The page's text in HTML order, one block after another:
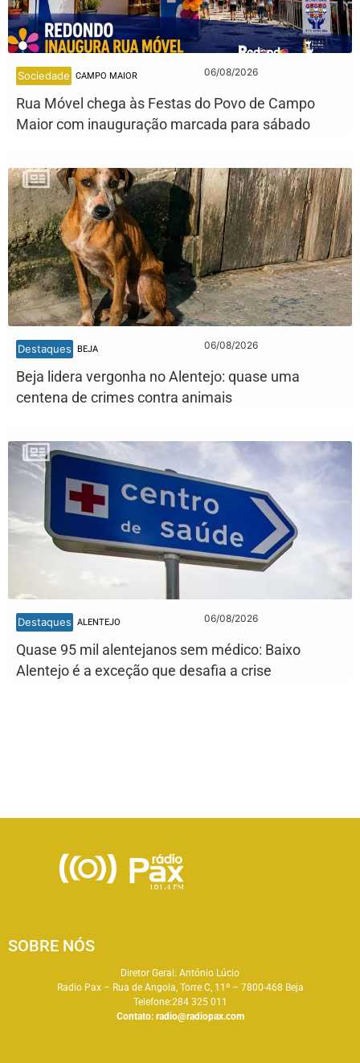
Sociedade CAMPO MAIOR 06/08/2026
Rua Móvel chega às Festas do Povo de Campo
Maior com inauguração marcada para sábado
Destaques BEJA 06/08/2026
Beja lidera vergonha no Alentejo: quase uma
centena de crimes contra animais
Destaques ALENTEJO 06/08/2026
Quase 95 mil alentejanos sem médico: Baixo
Alentejo é a exceção que desafia a crise
SOBRE NÓS
Diretor Geral: António Lúcio
Radio Pax – Rua de Angola, Torre C, 11º – 7800-468 Beja
Telefone:284 325 011
Contato: radio@radiopax.com